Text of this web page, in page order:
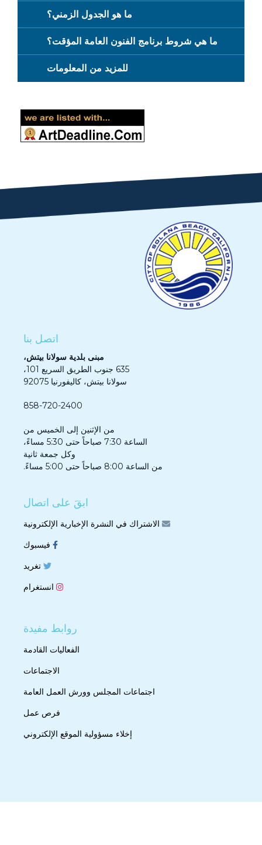
ما هو الجدول الزمني؟
ما هي شروط برنامج الفنون العامة المؤقت؟
للمزيد من المعلومات
اتصل بنا
مبنى بلدية سولانا بيتش،
635 جنوب الطريق السريع 101،
سولانا بيتش، كاليفورنيا 92075
858-720-2400
من الإثنين إلى الخميس من
الساعة 7:30 صباحاً حتى 5:30 مساءً،
وكل جمعة ثانية
من الساعة 8:00 صباحاً حتى 5:00 مساءً.
ابقَ على اتصال
الاشتراك في النشرة الإخبارية الإلكترونية
فيسبوك
تغريد
انستغرام
روابط مفيدة
الفعاليات القادمة
الاجتماعات
اجتماعات المجلس وورش العمل العامة
فرص عمل
إخلاء مسؤولية الموقع الإلكتروني